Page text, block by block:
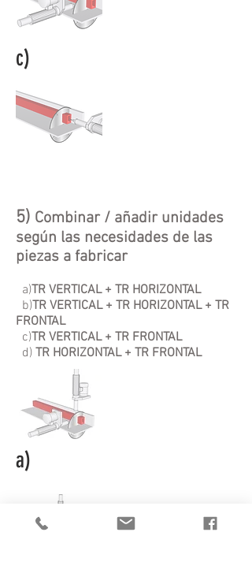
c)
5) Combinar / añadir unidades
según las necesidades de las
piezas a fabricar
a)TR VERTICAL + TR HORIZONTAL
b)TR VERTICAL + TR HORIZONTAL + TR
FRONTAL
c)TR VERTICAL + TR FRONTAL
d) TR HORIZONTAL + TR FRONTAL
a)